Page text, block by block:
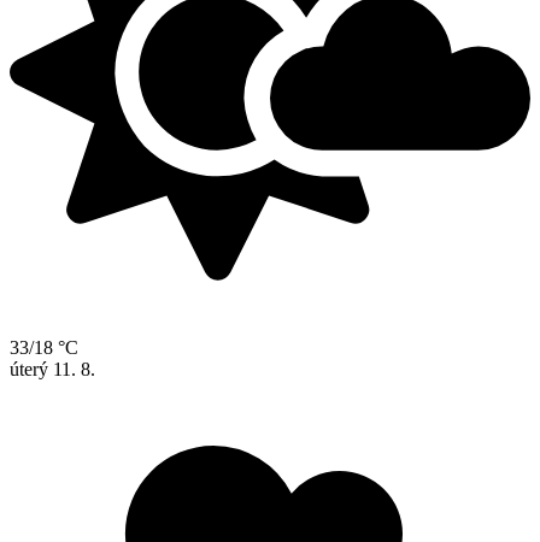
33/18 °C
úterý 11. 8.